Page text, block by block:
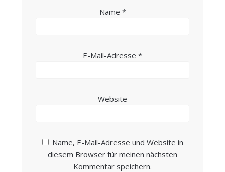
Name *
E-Mail-Adresse *
Website
Name, E-Mail-Adresse und Website in
diesem Browser für meinen nächsten
Kommentar speichern.